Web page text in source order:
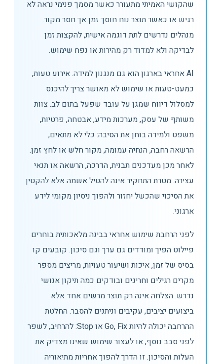
שהקושי האמיתי מתעורר כאשר מסמך פנימי נראה לא
רגיש או כאשר תוצר נוח חוסך זמן אך חסר מקור.
מנהלים נדרשים לתת דוגמה אישית, להקצות זמן
לבדיקה ולא למדוד רק מהירות או נפח שימוש.
AI אחראי בארגון הוא גם מנגנון למידה. אירוע טעות,
כמעט-טעות או שימוש לא מאושר צריך להיכנס
למסלול דיווח שמגן על עובד שפעל בתום לב. צוות
משותף של עסק, מערכות מידע, אבטחה, פרטיות,
משפט ולמידה בוחן את הסיבה: כלי לא מתאים,
הרשאה רחבה, הנחיה עמומה, מקור חלש או לחץ זמן.
לאחר מכן מעדכנים תבנית, הדרכה, הרשאה או תנאי
עצירה. מטרת התחקיר אינה להטיל אשמה אלא להקטין
את הסיכוי שהכשל יחזור ולהפוך ניסיון מקומי לידע
ארגוני.
לפני הרחבת שימוש אחראי בבינה מלאכותית בוחרים
פיילוט הפיך ומודדים גם ערך וגם סיכון. קובעים קו
בסיס של זמן, איכות ושיעור טעויות, מריצים מספר
מקרים רגילים וחריגים ובודקים כמה תיקון אנושי
נדרש. הצלחה אינה רק תוצר מרשים אחד אלא
ביצועים יציבים, עקיבים וניתנים להסבר. החלטת
ההרחבה יכולה להיות Go, Fix או Stop: להרחיב, לשפר
לפני סבב נוסף, או לעצור שימוש שאינו מצדיק את
העלות והסיכון. זו הדרך להפוך אחריות מתיאוריה